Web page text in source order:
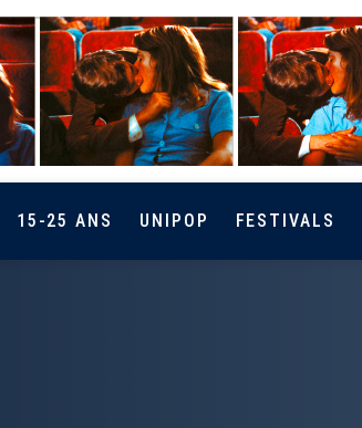
15-25 ANS UNIPOP FESTIVALS